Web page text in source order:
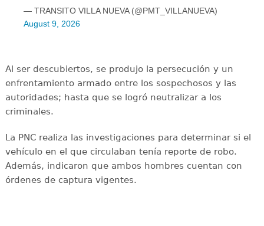
— TRANSITO VILLA NUEVA (@PMT_VILLANUEVA)
August 9, 2026
Al ser descubiertos, se produjo la persecución y un
enfrentamiento armado entre los sospechosos y las
autoridades; hasta que se logró neutralizar a los
criminales.
La PNC realiza las investigaciones para determinar si el
vehículo en el que circulaban tenía reporte de robo.
Además, indicaron que ambos hombres cuentan con
órdenes de captura vigentes.